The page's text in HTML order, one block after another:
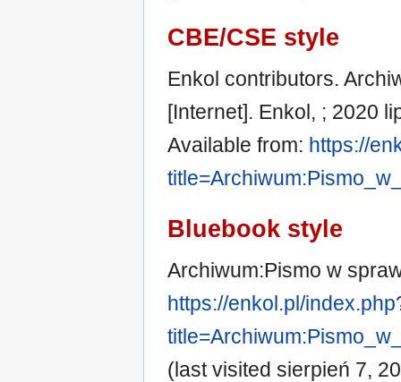
CBE/CSE style
Enkol contributors.
[Internet]. Enkol, ; 2020
Available from: https://
Bluebook style
Archiwum:Pismo w
https://enkol.pl/
(last visited sierpień 7,